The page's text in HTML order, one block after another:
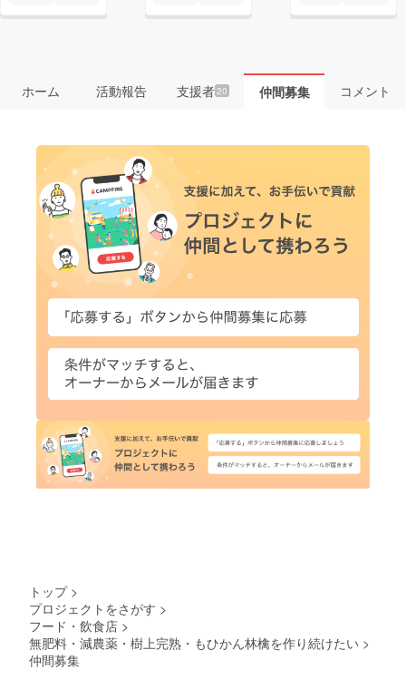
ホーム 活動報告 支援者20 仲間募集 コメント
トップ >
プロジェクトをさがす >
フード・飲食店 >
無肥料・減農薬・樹上完熟・もひかん林檎を作り続けたい >
仲間募集